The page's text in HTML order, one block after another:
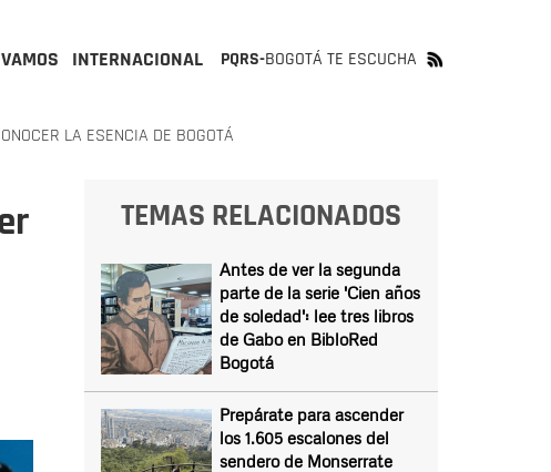
INTERNACIONAL PQRS-BOGOTÁ TE ESCUCHA
LA ESENCIA DE BOGOTÁ
TEMAS RELACIONADOS
Antes de ver la segunda
parte de la serie 'Cien años
de soledad': lee tres libros
de Gabo en BibloRed
Bogotá
Prepárate para ascender
los 1.605 escalones del
sendero de Monserrate